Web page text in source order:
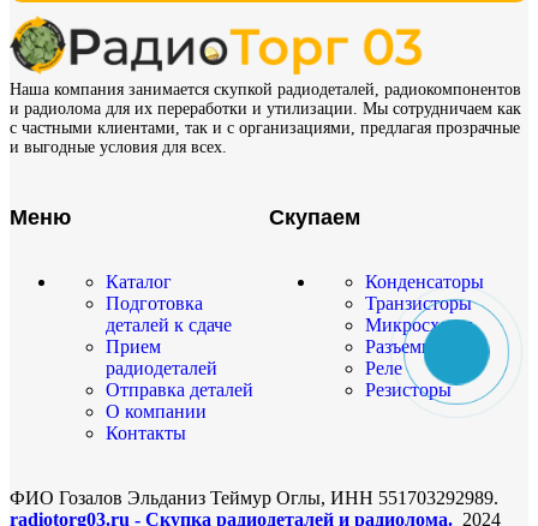
Наша компания занимается скупкой радиодеталей, радиокомпонентов
и радиолома для их переработки и утилизации. Мы сотрудничаем как
с частными клиентами, так и с организациями, предлагая прозрачные
и выгодные условия для всех.
Меню
Каталог
Подготовка
деталей к сдаче
Прием
радиодеталей
Отправка деталей
О компании
Контакты
Скупаем
Конденсаторы
Транзисторы
Микросхемы
Разъемы
Реле
Резисторы
ФИО Гозалов Эльданиз Теймур Оглы, ИНН 551703292989.
radiotorg03.ru - Скупка радиодеталей и радиолома. 2024